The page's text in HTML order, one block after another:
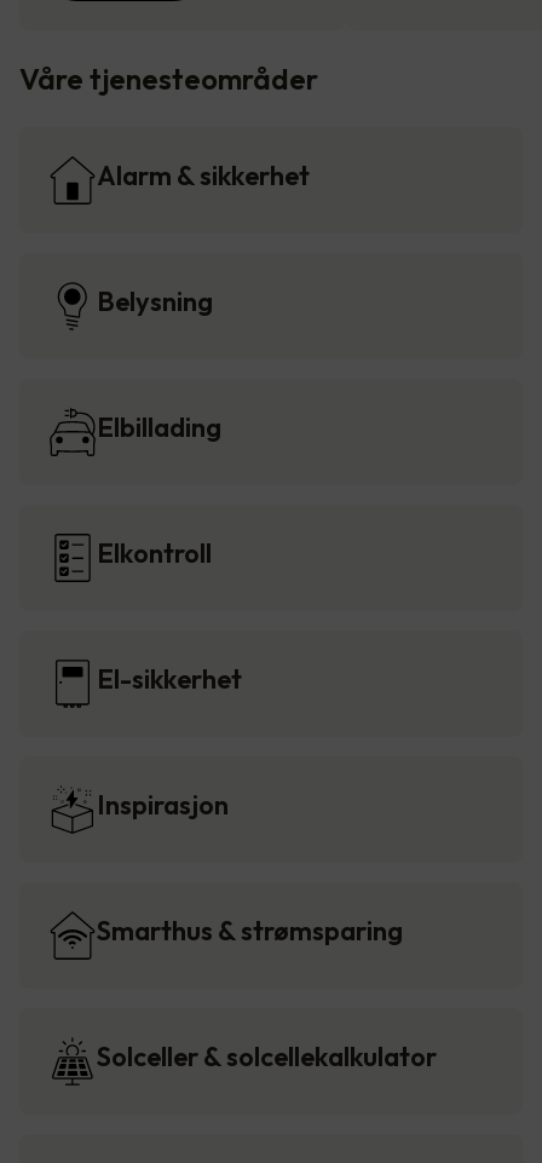
Våre tjenesteområder
Alarm & sikkerhet
Belysning
Elbillading
Elkontroll
El-sikkerhet
Inspirasjon
Smarthus & strømsparing
Solceller & solcellekalkulator